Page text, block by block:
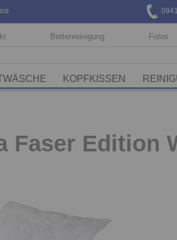
Bettenreinigung Fotos
KOPFKISSEN
Faser Edition